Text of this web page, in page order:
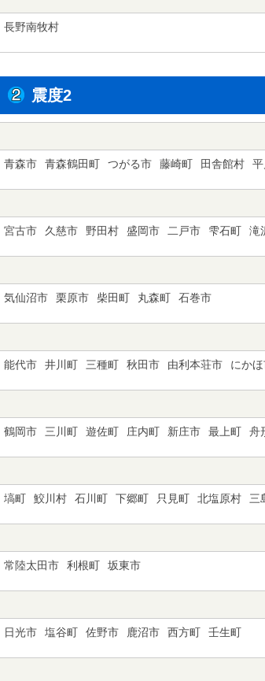
長野南牧村
震度2
青森市 青森鶴田町 つがる市 藤崎町 田舎館村
宮古市 久慈市 野田村 盛岡市 二戸市 雫石町 滝
気仙沼市 栗原市 柴田町 丸森町 石巻市
能代市 井川町 三種町 秋田市 由利本荘市 にか
鶴岡市 三川町 遊佐町 庄内町 新庄市 最上町 舟
塙町 鮫川村 石川町 下郷町 只見町 北塩原村 三
常陸太田市 利根町 坂東市
日光市 塩谷町 佐野市 鹿沼市 西方町 壬生町